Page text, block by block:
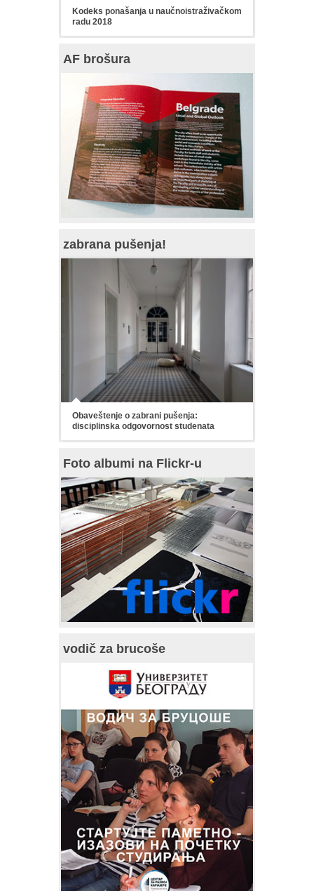
Kodeks ponašanja u naučnoistraživačkom
radu 2018
AF brošura
zabrana pušenja!
Obaveštenje o zabrani pušenja:
disciplinska odgovornost studenata
Foto albumi na Flickr-u
vodič za brucoše